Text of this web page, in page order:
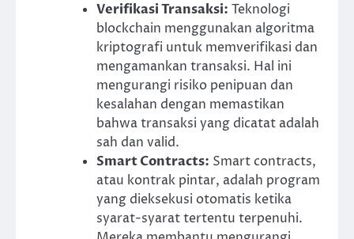
Verifikasi Transaksi: Teknologi
blockchain menggunakan algoritma
kriptografi untuk memverifikasi dan
mengamankan transaksi. Hal ini
mengurangi risiko penipuan dan
kesalahan dengan memastikan
bahwa transaksi yang dicatat adalah
sah dan valid.
Smart Contracts: Smart contracts,
atau kontrak pintar, adalah program
yang dieksekusi otomatis ketika
syarat-syarat tertentu terpenuhi.